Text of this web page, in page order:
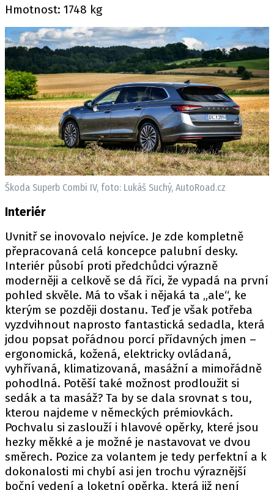
Hmotnost: 1748 kg
Škoda Superb Combi IV, foto: Lukáš Suchý, AutoRoad.cz
Interiér
Uvnitř se inovovalo nejvíce. Je zde kompletně
přepracovaná celá koncepce palubní desky.
Interiér působí proti předchůdci výrazně
moderněji a celkově se dá říci, že vypadá na první
pohled skvěle. Má to však i nějaká ta „ale“, ke
kterým se později dostanu. Teď je však potřeba
vyzdvihnout naprosto fantastická sedadla, která
jdou popsat pořádnou porcí přídavných jmen –
ergonomická, kožená, elektricky ovládaná,
vyhřívaná, klimatizovaná, masážní a mimořádně
pohodlná. Potěší také možnost prodloužit si
sedák a ta masáž? Ta by se dala srovnat s tou,
kterou najdeme v německých prémiovkách.
Pochvalu si zaslouží i hlavové opěrky, které jsou
hezky měkké a je možné je nastavovat ve dvou
směrech. Pozice za volantem je tedy perfektní a k
dokonalosti mi chybí asi jen trochu výraznější
boční vedení a loketní opěrka, která již není